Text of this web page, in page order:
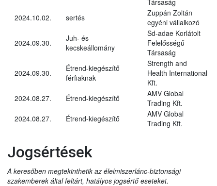
2024.10.02.
sertés
Zuppán Zoltán
egyéni vállalkozó
2024.09.30.
Juh- és
kecskeállomány
Sd-adae Korlátolt
Felelősségű
Társaság
2024.09.30.
Étrend-kiegészítő
férfiaknak
Strength and
Health International
Kft.
2024.08.27.
Étrend-kiegészítő
AMV Global
Trading Kft.
2024.08.27.
Étrend-kiegészítő
AMV Global
Trading Kft.
Jogsértések
A keresőben megtekinthetik az élelmiszerlánc-biztonsági
szakemberek által feltárt, hatályos jogsértő eseteket.